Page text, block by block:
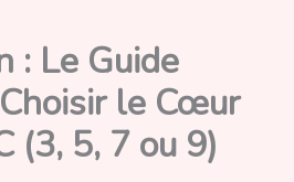
: Le Guide
le Cœur
(3, 5, 7 ou 9)